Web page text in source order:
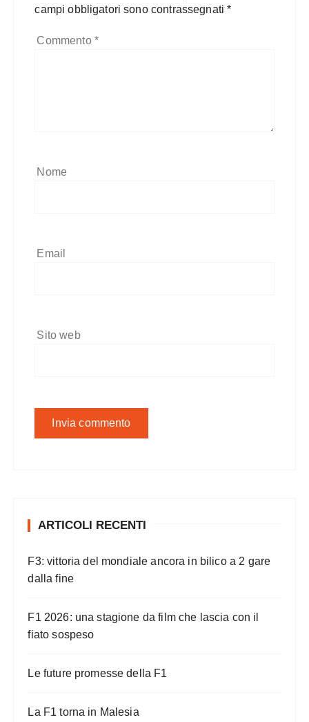
campi obbligatori sono contrassegnati*
Commento *
Nome
Email
Sito web
ARTICOLI RECENTI
F3: vittoria del mondiale ancora in bilico a 2 gare
dalla fine
F1 2026: una stagione da film che lascia con il
fiato sospeso
Le future promesse della F1
La F1 torna in Malesia